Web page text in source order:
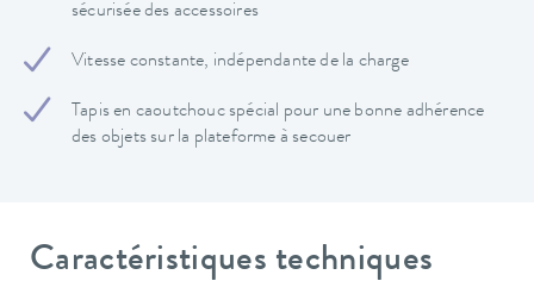
sécurisée des accessoires
Vitesse constante, indépendante de la charge
Tapis en caoutchouc spécial pour une bonne adhérence
des objets sur la plateforme à secouer
Caractéristiques techniques